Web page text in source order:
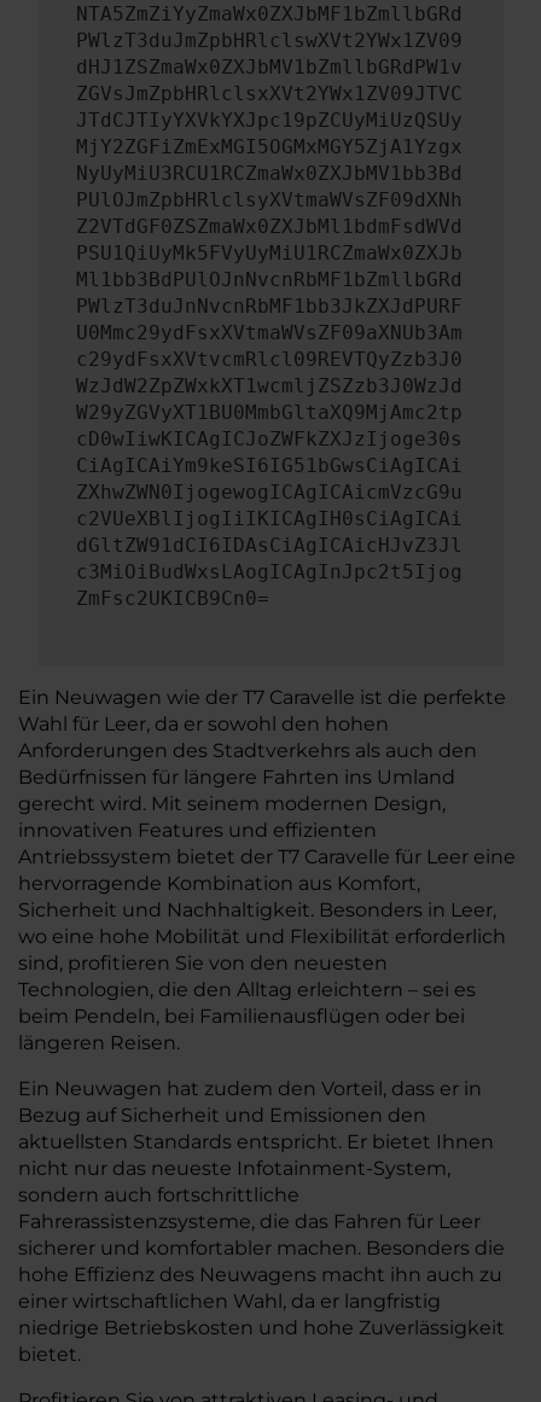
NTA5ZmZiYyZmaWx0ZXJbMF1bZmllbGRd
PWlzT3duJmZpbHRlclswXVt2YWx1ZV09
dHJ1ZSZmaWx0ZXJbMV1bZmllbGRdPW1v
ZGVsJmZpbHRlclsxXVt2YWx1ZV09JTVC
JTdCJTIyYXVkYXJpc19pZCUyMiUzQSUy
MjY2ZGFiZmExMGI5OGMxMGY5ZjA1Yzgx
NyUyMiU3RCU1RCZmaWx0ZXJbMV1bb3Bd
PUlOJmZpbHRlclsyXVtmaWVsZF09dXNh
Z2VTdGF0ZSZmaWx0ZXJbMl1bdmFsdWVd
PSU1QiUyMk5FVyUyMiU1RCZmaWx0ZXJb
Ml1bb3BdPUlOJnNvcnRbMF1bZmllbGRd
PWlzT3duJnNvcnRbMF1bb3JkZXJdPURF
U0Mmc29ydFsxXVtmaWVsZF09aXNUb3Am
c29ydFsxXVtvcmRlcl09REVTQyZzb3J0
WzJdW2ZpZWxkXT1wcmljZSZzb3J0WzJd
W29yZGVyXT1BU0MmbGltaXQ9MjAmc2tp
cD0wIiwKICAgICJoZWFkZXJzIjoge30s
CiAgICAiYm9keSI6IG51bGwsCiAgICAi
ZXhwZWN0IjogewogICAgICAicmVzcG9u
c2VUeXBlIjogIiIKICAgIH0sCiAgICAi
dGltZW91dCI6IDAsCiAgICAicHJvZ3Jl
c3MiOiBudWxsLAogICAgInJpc2t5Ijog
ZmFsc2UKICB9Cn0=
Ein Neuwagen wie der T7 Caravelle ist die perfekte
Wahl für Leer, da er sowohl den hohen
Anforderungen des Stadtverkehrs als auch den
Bedürfnissen für längere Fahrten ins Umland
gerecht wird. Mit seinem modernen Design,
innovativen Features und effizienten
Antriebssystem bietet der T7 Caravelle für Leer eine
hervorragende Kombination aus Komfort,
Sicherheit und Nachhaltigkeit. Besonders in Leer,
wo eine hohe Mobilität und Flexibilität erforderlich
sind, profitieren Sie von den neuesten
Technologien, die den Alltag erleichtern – sei es
beim Pendeln, bei Familienausflügen oder bei
längeren Reisen.
Ein Neuwagen hat zudem den Vorteil, dass er in
Bezug auf Sicherheit und Emissionen den
aktuellsten Standards entspricht. Er bietet Ihnen
nicht nur das neueste Infotainment-System,
sondern auch fortschrittliche
Fahrerassistenzsysteme, die das Fahren für Leer
sicherer und komfortabler machen. Besonders die
hohe Effizienz des Neuwagens macht ihn auch zu
einer wirtschaftlichen Wahl, da er langfristig
niedrige Betriebskosten und hohe Zuverlässigkeit
bietet.